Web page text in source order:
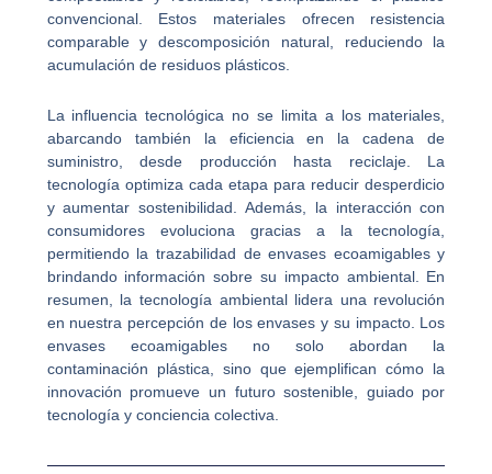
convencional. Estos materiales ofrecen resistencia
comparable y descomposición natural, reduciendo la
acumulación de residuos plásticos.
La influencia tecnológica no se limita a los materiales,
abarcando también la eficiencia en la cadena de
suministro, desde producción hasta reciclaje. La
tecnología optimiza cada etapa para reducir desperdicio
y aumentar sostenibilidad. Además, la interacción con
consumidores evoluciona gracias a la tecnología,
permitiendo la trazabilidad de envases ecoamigables y
brindando información sobre su impacto ambiental. En
resumen, la tecnología ambiental lidera una revolución
en nuestra percepción de los envases y su impacto. Los
envases ecoamigables no solo abordan la
contaminación plástica, sino que ejemplifican cómo la
innovación promueve un futuro sostenible, guiado por
tecnología y conciencia colectiva.